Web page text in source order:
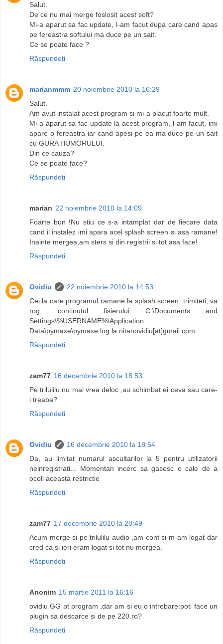
Salut.
De ce nu mai merge foslosit acest soft?
Mi-a aparut sa fac update, l-am facut dupa care cand apas
pe fereastra softului ma duce pe un sait.
Ce se poate face ?
Răspundeți
marianmmm 20 noiembrie 2010 la 16:29
Salut.
Am avut instalat acest program si mi-a placut foarte mult.
Mi-a aparut sa fac update la acest program, l-am facut, imi
apare o fereastra iar cand apesi pe ea ma duce pe un sait
cu GURA HUMORULUI.
Din ce cauza?
Ce se poate face?
Răspundeți
marian 22 noiembrie 2010 la 14:09
Foarte bun !Nu stiu ce s-a intamplat dar de fiecare data
cand il instalez imi apara acel splash screen si asa ramane!
Inainte mergea,am sters si din registrii si tot asa face!
Răspundeți
Ovidiu
22 noiembrie 2010 la 14:53
Cei la care programul ramane la splash screen: trimiteti, va
rog, continutul fisierului C:\Documents and
Settings\%USERNAME%\Application
Data\pymaxe\pymaxe.log la nitanovidiu[at]gmail.com
Răspundeți
zam77 16 decembrie 2010 la 18:53
Pe trilulilu nu mai vrea deloc ,au schimbat ei ceva sau care-
i treaba?
Răspundeți
Ovidiu
16 decembrie 2010 la 18:54
Da, au limitat numarul ascultarilor la 5 pentru utilizatorii
neinregistrati... Momentan incerc sa gasesc o cale de a
ocoli aceasta restrictie
Răspundeți
zam77 17 decembrie 2010 la 20:49
Acum merge si pe trilulilu audio ,am cont si m-am logat dar
cred ca si ieri eram logat si tot nu mergea.
Răspundeți
Anonim 15 martie 2011 la 16:16
ovidiu GG pt program ,dar am si eu o intrebare:poti face un
plugin sa descarce si de pe 220.ro?
Răspundeți